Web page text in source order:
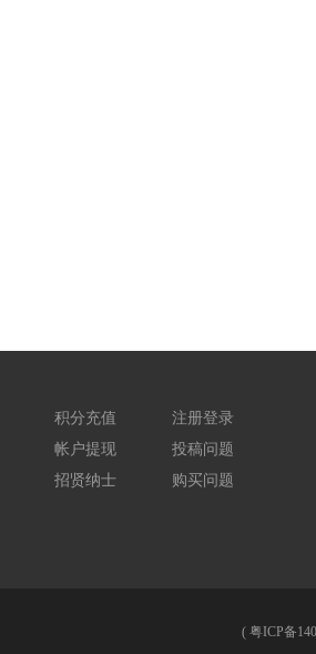
积分充值
帐户提现
招贤纳士
注册登录
投稿问题
购买问题
( 粤ICP备